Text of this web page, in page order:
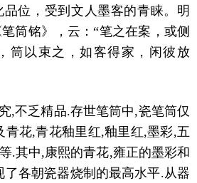
位，受到文人墨客的青睐。明
筒铭》，云：“笔之在案，或侧
筒以束之，如客得家，闲彼放
,不乏精品.存世笔筒中,瓷笔筒仅
青花,青花釉里红,釉里红,墨彩,五
.其中,康熙的青花,雍正的墨彩和
各朝瓷器烧制的最高水平.从器